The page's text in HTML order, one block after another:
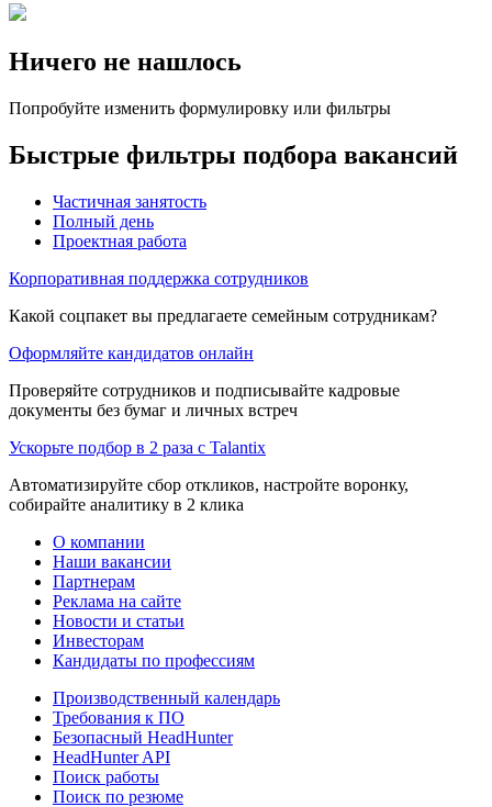
Ничего не нашлось
Попробуйте изменить формулировку или фильтры
Быстрые фильтры подбора вакансий
Частичная занятость
Полный день
Проектная работа
Корпоративная поддержка сотрудников
Какой соцпакет вы предлагаете семейным сотрудникам?
Оформляйте кандидатов онлайн
Проверяйте сотрудников и подписывайте кадровые
документы без бумаг и личных встреч
Ускорьте подбор в 2 раза с Talantix
Автоматизируйте сбор откликов, настройте воронку,
собирайте аналитику в 2 клика
О компании
Наши вакансии
Партнерам
Реклама на сайте
Новости и статьи
Инвесторам
Кандидаты по профессиям
Производственный календарь
Требования к ПО
Безопасный HeadHunter
HeadHunter API
Поиск работы
Поиск по резюме